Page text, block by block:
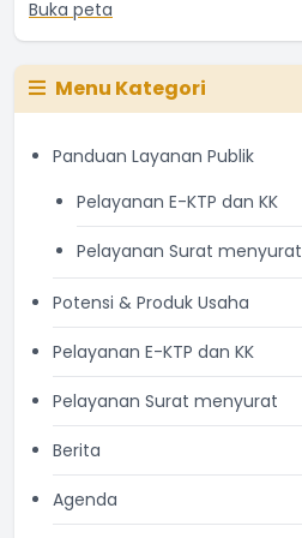
Buka peta
Menu Kategori
Panduan Layanan Publik
Pelayanan E-KTP dan KK
Pelayanan Surat menyurat
Potensi & Produk Usaha
Pelayanan E-KTP dan KK
Pelayanan Surat menyurat
Berita
Agenda